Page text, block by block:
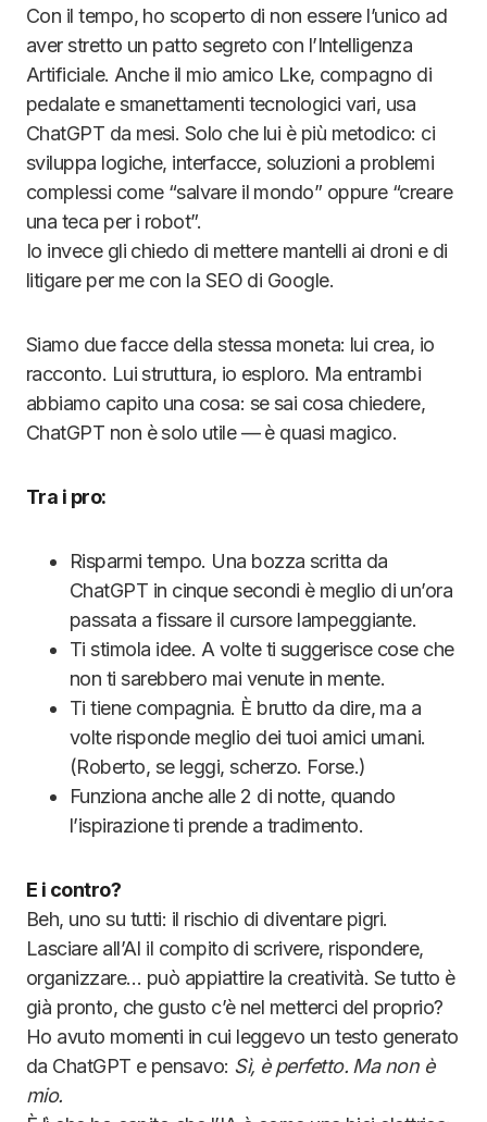
Con il tempo, ho scoperto di non essere l’unico ad
aver stretto un patto segreto con l’Intelligenza
Artificiale. Anche il mio amico Lke, compagno di
pedalate e smanettamenti tecnologici vari, usa
ChatGPT da mesi. Solo che lui è più metodico: ci
sviluppa logiche, interfacce, soluzioni a problemi
complessi come “salvare il mondo” oppure “creare
una teca per i robot”.
Io invece gli chiedo di mettere mantelli ai droni e di
litigare per me con la SEO di Google.
Siamo due facce della stessa moneta: lui crea, io
racconto. Lui struttura, io esploro. Ma entrambi
abbiamo capito una cosa: se sai cosa chiedere,
ChatGPT non è solo utile — è quasi magico.
Tra i pro:
Risparmi tempo. Una bozza scritta da
ChatGPT in cinque secondi è meglio di un’ora
passata a fissare il cursore lampeggiante.
Ti stimola idee. A volte ti suggerisce cose che
non ti sarebbero mai venute in mente.
Ti tiene compagnia. È brutto da dire, ma a
volte risponde meglio dei tuoi amici umani.
(Roberto, se leggi, scherzo. Forse.)
Funziona anche alle 2 di notte, quando
l’ispirazione ti prende a tradimento.
E i contro?
Beh, uno su tutti: il rischio di diventare pigri.
Lasciare all’AI il compito di scrivere, rispondere,
organizzare… può appiattire la creatività. Se tutto è
già pronto, che gusto c’è nel metterci del proprio?
Ho avuto momenti in cui leggevo un testo generato
da ChatGPT e pensavo: Sì, è perfetto. Ma non è
mio.